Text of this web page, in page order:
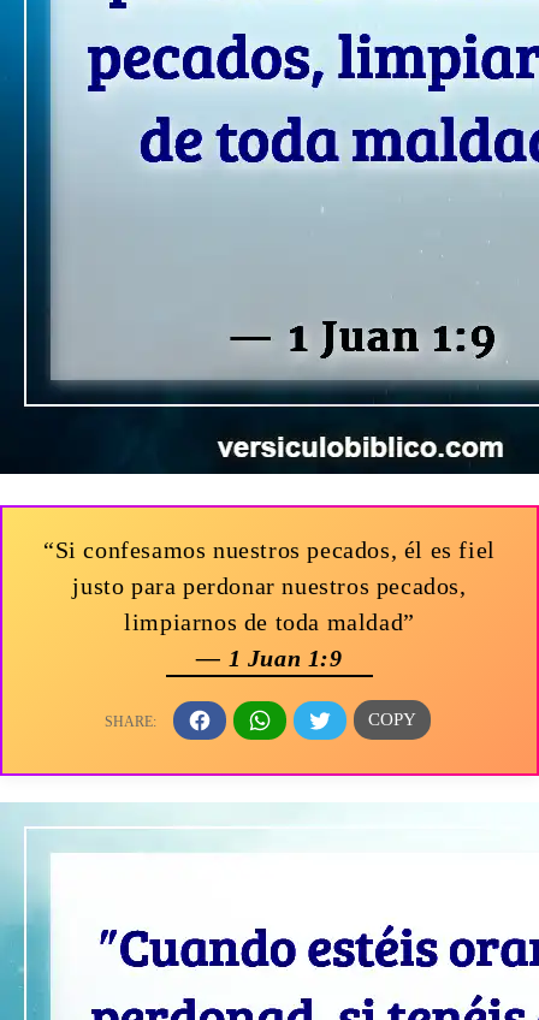
“Si confesamos nuestros pecados, él es fiel
justo para perdonar nuestros pecados,
limpiarnos de toda maldad”
— 1 Juan 1:9